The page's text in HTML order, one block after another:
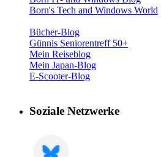
Born's Tech and Windows World
Bücher-Blog
Günnis Seniorentreff 50+
Mein Reiseblog
Mein Japan-Blog
E-Scooter-Blog
Soziale Netzwerke